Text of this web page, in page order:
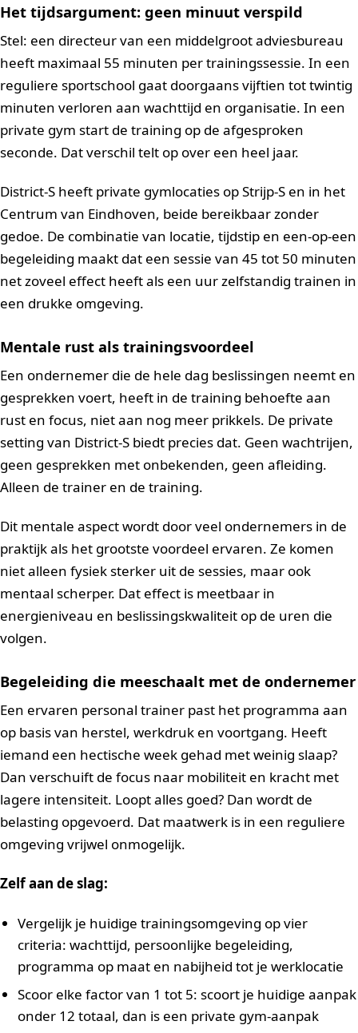
Het tijdsargument: geen minuut verspild
Stel: een directeur van een middelgroot adviesbureau
heeft maximaal 55 minuten per trainingssessie. In een
reguliere sportschool gaat doorgaans vijftien tot twintig
minuten verloren aan wachttijd en organisatie. In een
private gym start de training op de afgesproken
seconde. Dat verschil telt op over een heel jaar.
District-S heeft private gymlocaties op Strijp-S en in het
Centrum van Eindhoven, beide bereikbaar zonder
gedoe. De combinatie van locatie, tijdstip en een-op-een
begeleiding maakt dat een sessie van 45 tot 50 minuten
net zoveel effect heeft als een uur zelfstandig trainen in
een drukke omgeving.
Mentale rust als trainingsvoordeel
Een ondernemer die de hele dag beslissingen neemt en
gesprekken voert, heeft in de training behoefte aan
rust en focus, niet aan nog meer prikkels. De private
setting van District-S biedt precies dat. Geen wachtrijen,
geen gesprekken met onbekenden, geen afleiding.
Alleen de trainer en de training.
Dit mentale aspect wordt door veel ondernemers in de
praktijk als het grootste voordeel ervaren. Ze komen
niet alleen fysiek sterker uit de sessies, maar ook
mentaal scherper. Dat effect is meetbaar in
energieniveau en beslissingskwaliteit op de uren die
volgen.
Begeleiding die meeschaalt met de ondernemer
Een ervaren personal trainer past het programma aan
op basis van herstel, werkdruk en voortgang. Heeft
iemand een hectische week gehad met weinig slaap?
Dan verschuift de focus naar mobiliteit en kracht met
lagere intensiteit. Loopt alles goed? Dan wordt de
belasting opgevoerd. Dat maatwerk is in een reguliere
omgeving vrijwel onmogelijk.
Zelf aan de slag:
Vergelijk je huidige trainingsomgeving op vier
criteria: wachttijd, persoonlijke begeleiding,
programma op maat en nabijheid tot je werklocatie
Scoor elke factor van 1 tot 5: scoort je huidige aanpak
onder 12 totaal, dan is een private gym-aanpak